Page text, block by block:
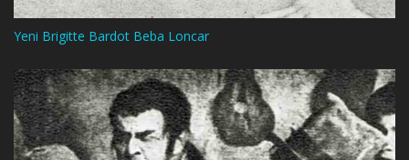
Yeni Brigitte Bardot Beba Loncar